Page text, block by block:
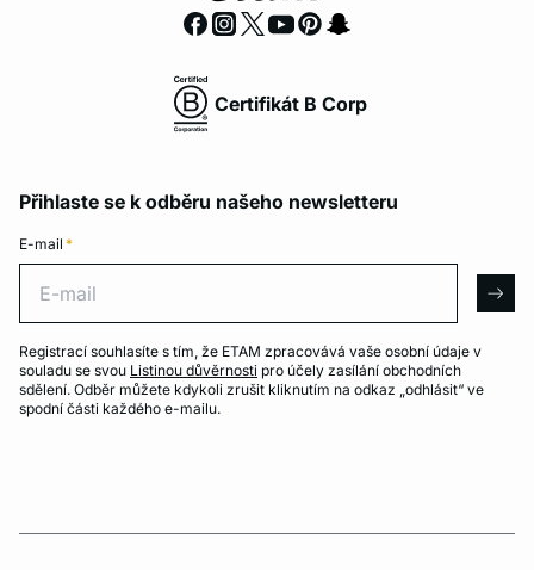
Certifikát B Corp
Přihlaste se k odběru našeho newsletteru
E-mail *
Registrací souhlasíte s tím, že ETAM zpracovává vaše osobní údaje v
souladu se svou Listinou důvěrnosti pro účely zasílání obchodních
sdělení. Odběr můžete kdykoli zrušit kliknutím na odkaz „odhlásit“ ve
spodní části každého e-mailu.